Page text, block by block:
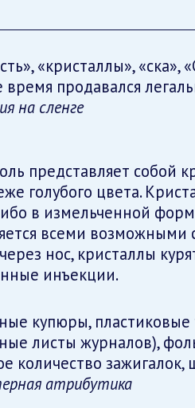
«кристаллы», «ска»,
время продавался
на сленге
представляет собой
голубого цвета.
в измельченной
всеми
нос, кристаллы
инъекции.
купюры,
листы журналов),
количество
атрибутика